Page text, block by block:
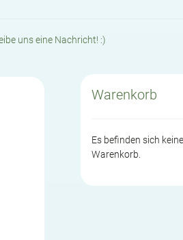
uns eine Nachricht! :)
Warenkorb
Es befinden sich
Warenkorb.